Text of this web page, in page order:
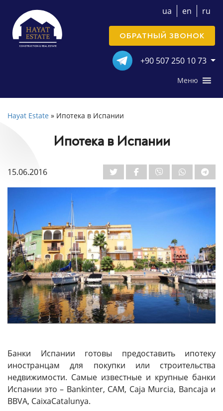
ua en ru
+90 507 250 10 73
ОБРАТНЫЙ ЗВОНОК
Меню
Hayat Estate » Ипотека в Испании
Ипотека в Испании
15.06.2016
Банки Испании готовы предоставить ипотеку
иностранцам для покупки или строительства
недвижимости. Самые известные и крупные банки
Испании это – Bankinter, CAM, Caja Murcia, Bancaja и
BBVA, CaixaCatalunya.